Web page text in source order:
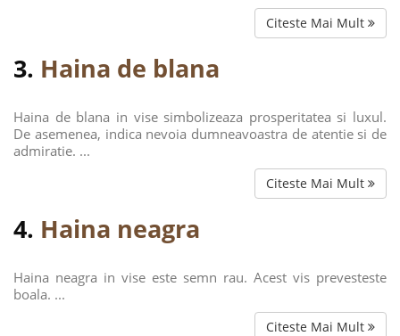
Citeste Mai Mult
3. Haina de blana
Haina de blana in vise simbolizeaza prosperitatea si luxul.
De asemenea, indica nevoia dumneavoastra de atentie si de
admiratie. ...
Citeste Mai Mult
4. Haina neagra
Haina neagra in vise este semn rau. Acest vis prevesteste
boala. ...
Citeste Mai Mult